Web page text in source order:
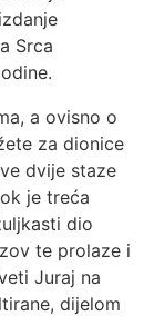
Srca
a ovisno o
za dionice
dvije staze
je treća
dio
te prolaze i
Juraj na
dijelom